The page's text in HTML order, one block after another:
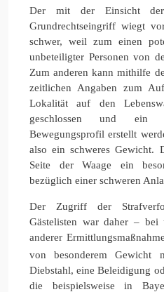
Der mit der Einsicht der
Grundrechtseingriff wiegt
schwer, weil zum einen
unbeteiligter Personen von
Zum anderen kann mithilfe
zeitlichen Angaben zum
Lokalität auf den
geschlossen und ein
Bewegungsprofil erstellt
also ein schweres Gewicht.
Seite der Waage ein
bezüglich einer schweren
Der Zugriff der
Gästelisten war daher – bei
anderer
von besonderem Gewicht
Diebstahl, eine Beleidigung
die beispielsweise in